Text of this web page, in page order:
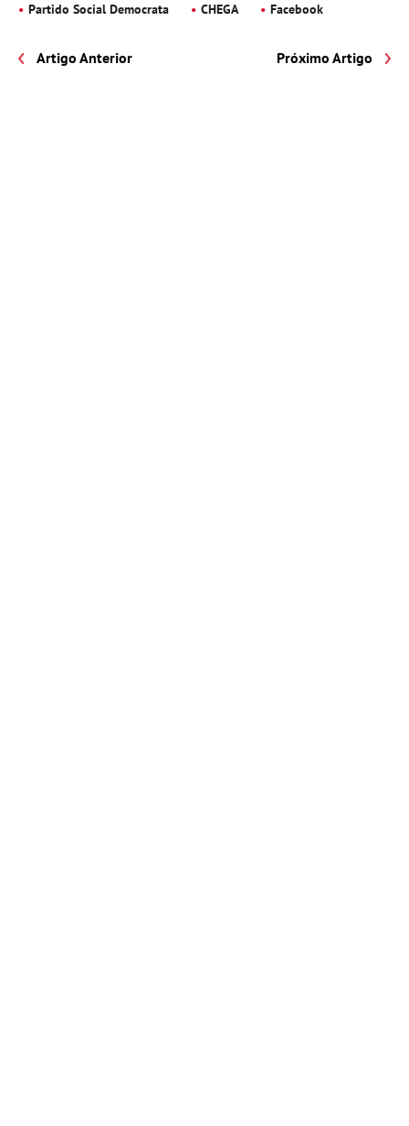
Partido Social Democrata
CHEGA Facebook
Artigo Anterior Próximo Artigo